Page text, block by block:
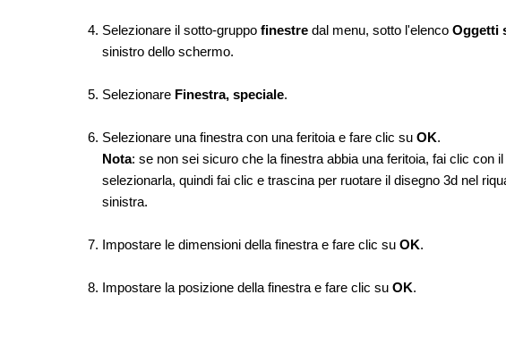
Selezionare il sotto-gruppofinestredal menu, sotto l'elencoOggetti
sinistro dello schermo.
Selezionare Finestra, speciale.
Selezionare una finestra con una feritoia e fare clic suOK.
Nota: se non sei sicuro che la finestra abbia una feritoia, fai clic con
selezionarla, quindi fai clic e trascina per ruotare il disegno 3d nel
sinistra.
Impostare le dimensioni della finestra e fare clic suOK.
Impostare la posizione della finestra e fare clic suOK.